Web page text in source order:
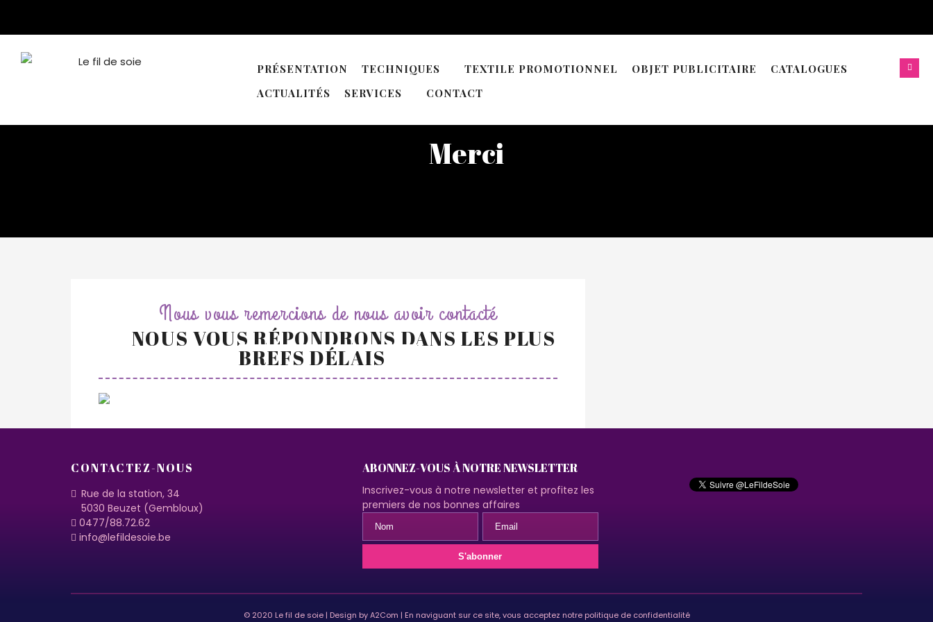
PRÉSENTATION TECHNIQUES TEXTILE PROMOTIONNEL OBJET PUBLICITAIRE
CATALOGUES
ACTUALITÉS
SERVICES CONTACT
Merci
Nous vous remercions de nous avoir contacté
NOUS VOUS RÉPONDRONS DANS LES PLUS
BREFS DÉLAIS
CONTACTEZ-NOUS
Rue de la station, 34
5030 Beuzet (Gembloux)
0477/88.72.62
info@lefildesoie.be
ABONNEZ-VOUS À NOTRE NEWSLETTER
Inscrivez-vous à notre newsletter et profitez les
premiers de nos bonnes affaires
© 2020 Le fil de soie | Design by A2Com | En naviguant sur ce site, vous acceptez notre politique de confidentialité